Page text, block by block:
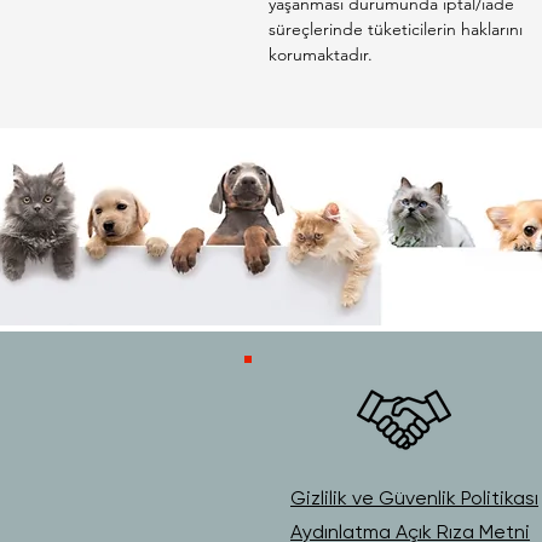
süreçlerinde tüketicilerin haklarını
korumaktadır.
Gizlilik ve Güvenlik Politikası
Aydınlatma Açık Rıza Metni